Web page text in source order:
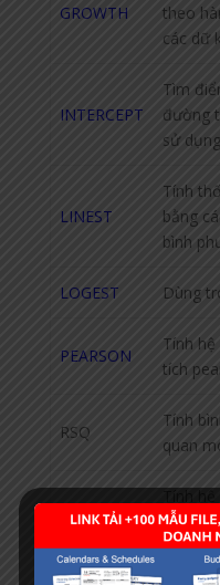
GROWTH
theo
các dữ
INTERCEPT
Tìm
đường
sử
LINEST
Tính
bằng
bình
LOGEST Dùng
PEARSON
Tính
tích
RSQ
Tính
quan
SLOPE
tuyến
liệu